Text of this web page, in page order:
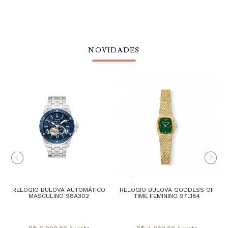
NOVIDADES
RELÓGIO BULOVA AUTOMÁTICO
MASCULINO 98A302
RELÓGIO BULOVA GODDESS OF
TIME FEMININO 97L184